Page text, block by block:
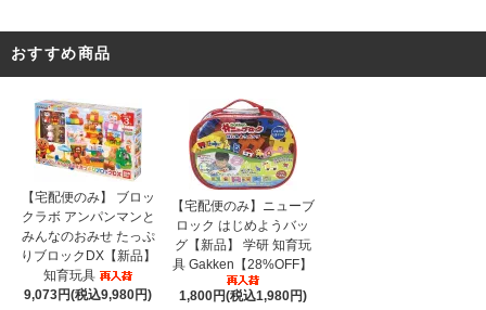
おすすめ商品
【宅配便のみ】 ブロッ
クラボ アンパンマンと
みんなのおみせ たっぷ
りブロックDX【新品】
知育玩具
9,073円(税込9,980円)
【宅配便のみ】ニューブ
ロック はじめようバッ
グ【新品】 学研 知育玩
具 Gakken【28%OFF】
1,800円(税込1,980円)